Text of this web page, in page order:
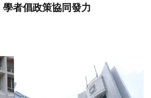
者倡政策協同發力